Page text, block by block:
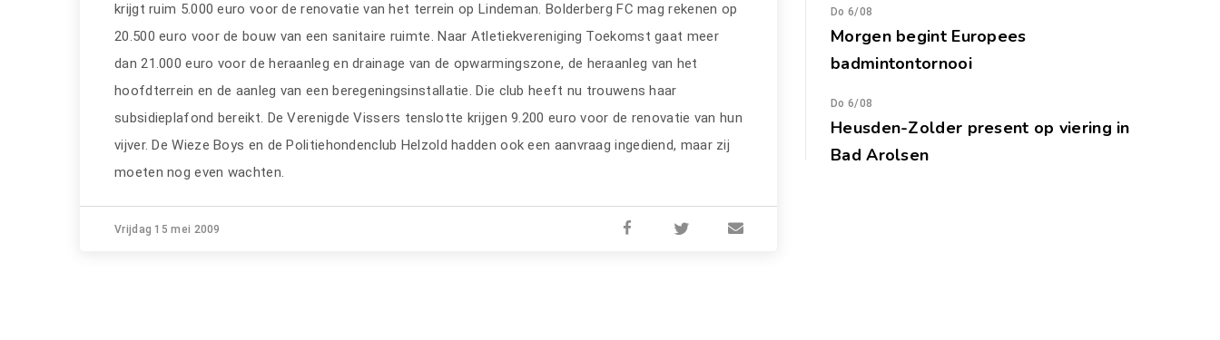
krijgt ruim 5.000 euro voor de renovatie van het terrein op Lindeman. Bolderberg FC mag rekenen op
20.500 euro voor de bouw van een sanitaire ruimte. Naar Atletiekvereniging Toekomst gaat meer
dan 21.000 euro voor de heraanleg en drainage van de opwarmingszone, de heraanleg van het
hoofdterrein en de aanleg van een beregeningsinstallatie. Die club heeft nu trouwens haar
subsidieplafond bereikt. De Verenigde Vissers tenslotte krijgen 9.200 euro voor de renovatie van hun
vijver. De Wieze Boys en de Politiehondenclub Helzold hadden ook een aanvraag ingediend, maar zij
moeten nog even wachten.
Vrijdag 15 mei 2009
Do 6/08
Morgen begint Europees
badmintontornooi
Do 6/08
Heusden-Zolder present op viering in
Bad Arolsen